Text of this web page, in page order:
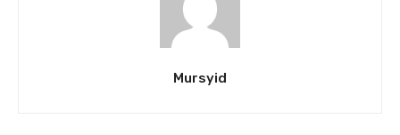
Mursyid